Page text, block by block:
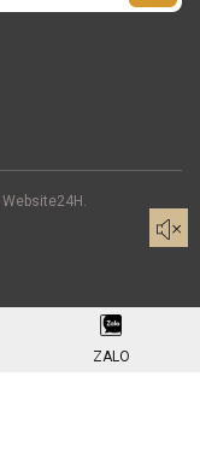
Website24H .
ZALO